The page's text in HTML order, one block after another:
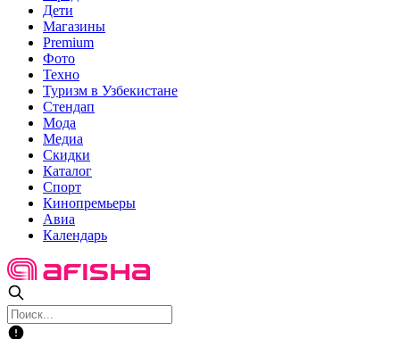
Дети
Магазины
Premium
Фото
Техно
Туризм в Узбекистане
Стендап
Мода
Медиа
Скидки
Каталог
Спорт
Кинопремьеры
Авиа
Календарь